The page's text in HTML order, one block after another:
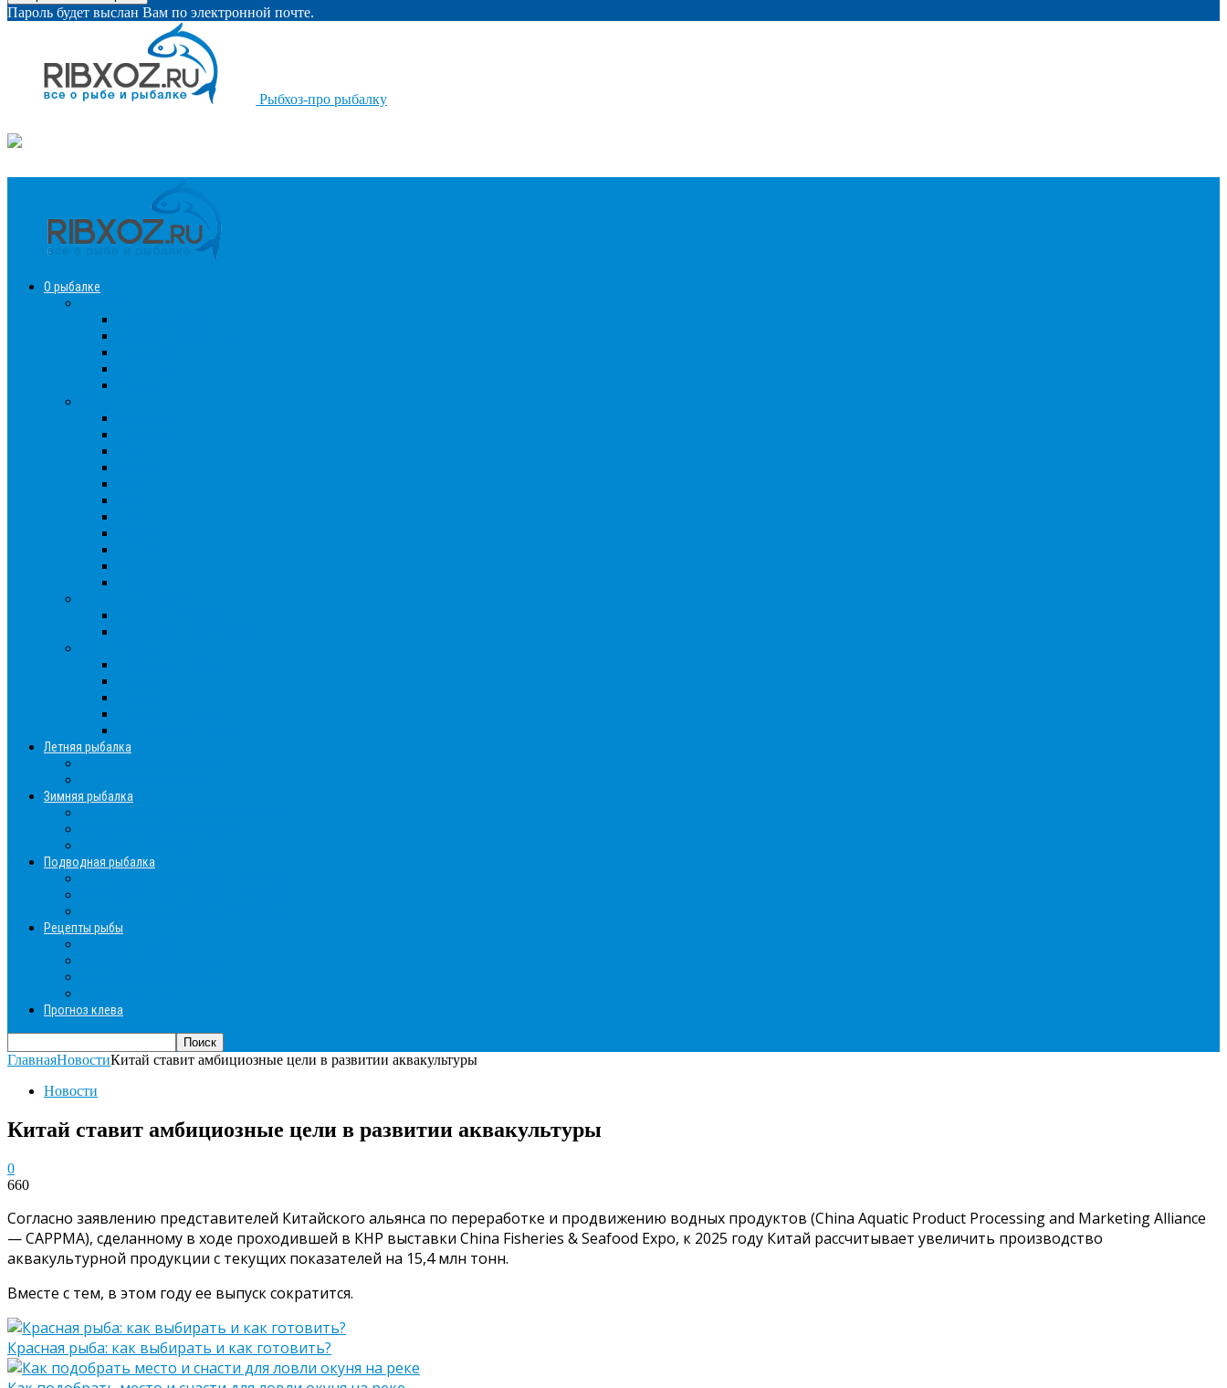
Пароль будет выслан Вам по электронной почте.
Рыбхоз-про рыбалку
О рыбалке
Летняя рыбалка
Зимняя рыбалка
Подводная рыбалка
Рецепты рыбы
Прогноз клева
ГлавнаяНовостиКитай ставит амбициозные цели в развитии аквакультуры
Новости
Китай ставит амбициозные цели в развитии аквакультуры
0
660
Согласно заявлению представителей Китайского альянса по переработке и продвижению водных продуктов (China Aquatic Product Processing and Marketing Alliance
— CАРРМА), сделанному в ходе проходившей в КНР выставки China Fisheries & Seafood Expo, к 2025 году Китай рассчитывает увеличить производство
аквакультурной продукции с текущих показателей на 15,4 млн тонн.
Вместе с тем, в этом году ее выпуск сократится.
Красная рыба: как выбирать и как готовить?